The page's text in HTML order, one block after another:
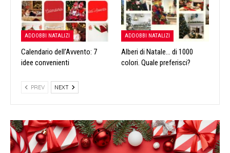
ADDOBBI NATALIZI
Calendario dell’Avvento: 7
idee convenienti
ADDOBBI NATALIZI
Alberi di Natale… di 1000
colori. Quale preferisci?
PREV NEXT